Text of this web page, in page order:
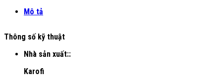
Mô tả
Thông số kỹ thuật
Nhà sản xuất::
Karofi